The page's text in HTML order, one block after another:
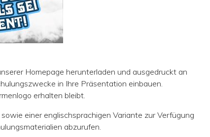
Homepage herunterladen und ausgedruckt an
in Ihre Präsentation einbauen.
erhalten bleibt.
einer englischsprachigen Variante zur Verfügung
abzurufen.